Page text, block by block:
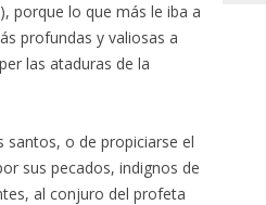
porque lo que más le iba a
profundas y valiosas a
las ataduras de la
santos, o de propiciarse el
sus pecados, indignos de
al conjuro del profeta